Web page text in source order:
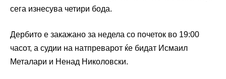
сега изнесува четири бода.
Дербито е закажано за недела со почеток во 19:00
часот, а судии на натпреварот ќе бидат Исмаил
Металари и Ненад Николовски.